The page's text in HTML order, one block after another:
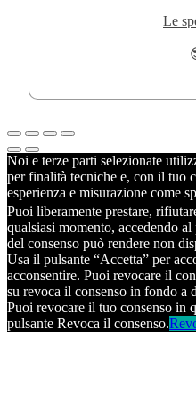
Le
Noi e terze parti selezionate
per finalità tecniche e, con il tuo
esperienza e misurazione come
Puoi liberamente prestare,
qualsiasi momento, accedendo
del consenso può rendere non
Usa il pulsante “Accetta” per
acconsentire. Puoi revocare il
su revoca il consenso in fondo a
Puoi revocare il tuo consenso in
pulsante Revoca il consenso.